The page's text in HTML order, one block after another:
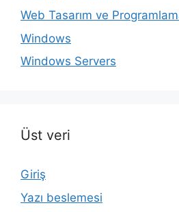
Web Tasarım ve
Windows
Windows Servers
Üst veri
Giriş
Yazı beslemesi